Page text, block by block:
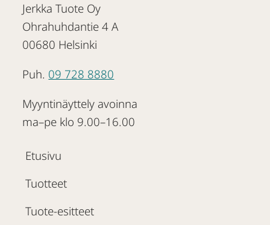
Jerkka Tuote Oy
Ohrahuhdantie 4 A
00680 Helsinki
Puh. 09 728 8880
Myyntinäyttely avoinna
ma–pe klo 9.00–16.00
Etusivu
Tuotteet
Tuote-esitteet